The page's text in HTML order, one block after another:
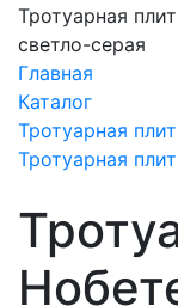
Тротуарная
светло-серая
Главная
Каталог
Тротуарная
Тротуарная